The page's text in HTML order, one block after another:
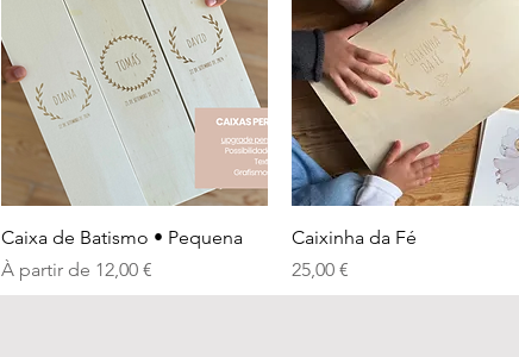
Aperçu rapide
Caixa de Batismo • Pequena
À partir de 12,00 €
Prix promotionnel
Aperçu rapide
Caixinha da Fé
Prix
25,00 €